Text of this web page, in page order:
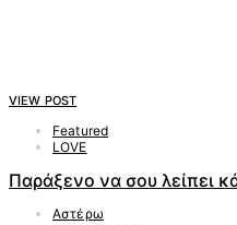
VIEW POST
Featured
LOVE
Παράξενο να σου λείπει
Αστέρω